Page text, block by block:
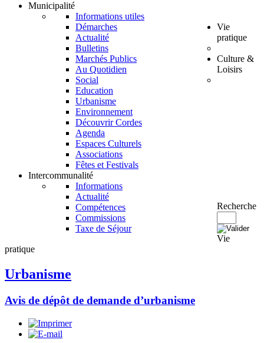
Municipalité
Informations utiles
Démarches
Actualité
Bulletins
Marchés Publics
Vie
pratique
Au Quotidien
Social
Education
Urbanisme
Environnement
Culture &
Loisirs
Découvrir Cordes
Agenda
Espaces Culturels
Associations
Fêtes et Festivals
Intercommunalité
Informations
Actualité
Compétences
Commissions
Taxe de Séjour
Recherche
Vie
pratique
Urbanisme
Avis de dépôt de demande d’urbanisme